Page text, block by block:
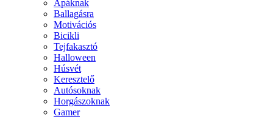
Apáknak
Ballagásra
Motivációs
Bicikli
Tejfakasztó
Halloween
Húsvét
Keresztelő
Autósoknak
Horgászoknak
Gamer